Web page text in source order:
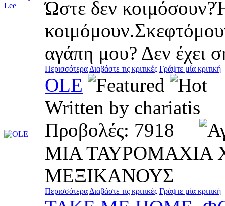
Ώστε δεν
αγάπη μου? Δεν έχει
ΠερισσότεραΔιαβάστε τις κριτικές Γράψτε μία κριτική
OLE
Written by
Προβολές: 7918
ΜΙΑ ΤΑΥΡΟΜΑΧΙΑ
ΜΕΞΙΚΑΝΟΥΣ
ΠερισσότεραΔιαβάστε τις κριτικές Γράψτε μία κριτική